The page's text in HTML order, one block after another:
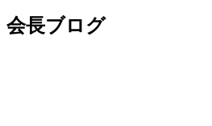
会長ブログ